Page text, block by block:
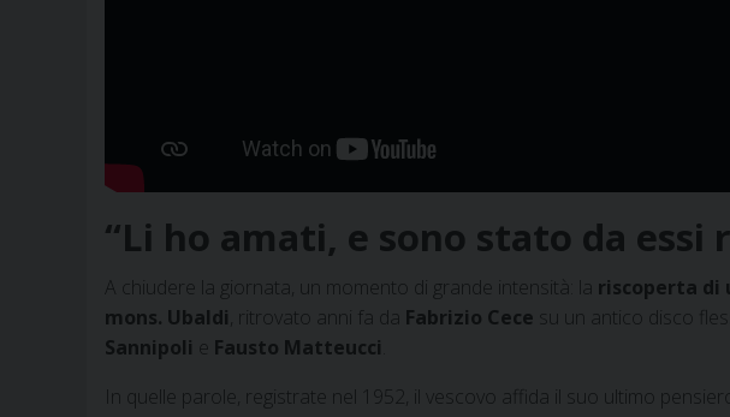
“Li ho amati, e sono stato da essi
A chiudere la giornata, un momento di grande intensità: la riscoperta di
mons. Ubaldi , ritrovato anni fa da Fabrizio Cece su un antico disco
Sannipoli e Fausto Matteucci
In quelle parole, registrate nel 1952, il vescovo affida il suo ultimo pensiero